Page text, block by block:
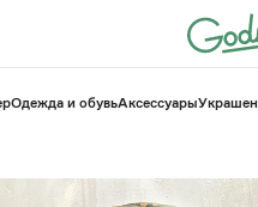
Одежда и обувьАксессуары